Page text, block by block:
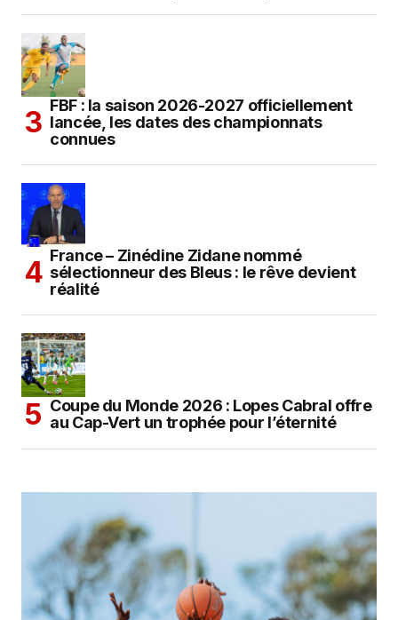
FBF : la saison 2026-2027 officiellement
lancée, les dates des championnats
connues
France – Zinédine Zidane nommé
sélectionneur des Bleus : le rêve devient
réalité
Coupe du Monde 2026 : Lopes Cabral offre
au Cap-Vert un trophée pour l’éternité